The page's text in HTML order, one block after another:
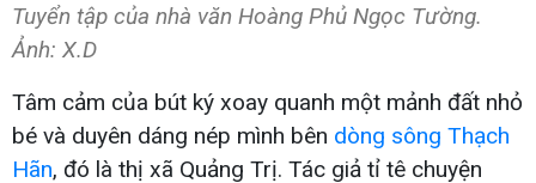
Tuyển tập của nhà văn Hoàng Phủ Ngọc Tường.
Ảnh: X.D
Tâm cảm của bút ký xoay quanh một mảnh đất nhỏ
bé và duyên dáng nép mình bên dòng sông Thạch
Hãn, đó là thị xã Quảng Trị. Tác giả tỉ tê chuyện